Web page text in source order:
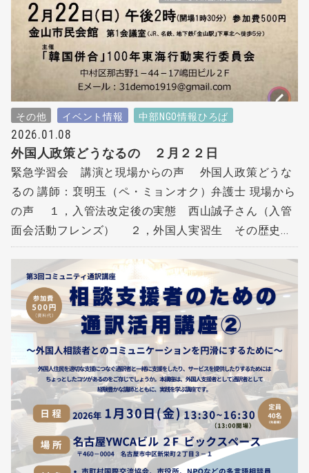
その他 イベント情報 中部NGO情報ひろば
2026.01.08
外国人政策どうなるの ２月２２日
緊急学習会 講演と現場からの声 外国人政策どうな
るの 講師：裵明玉（ペ・ミョンオク）弁護士 現場から
の声 １，入管法改定後の実態 西山誠子さん（入管
面会活動フレンズ） ２，外国人実習生 その歴史...